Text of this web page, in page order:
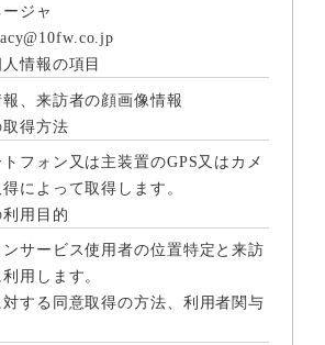
ジャ
情報の項目
、来訪者の顔画像情報
取得方法
フォン又は主装置のGPS又はカメ
によって取得します。
用目的
サービス使用者の位置特定と来訪
用します。
対する同意取得の方法、利用者関与